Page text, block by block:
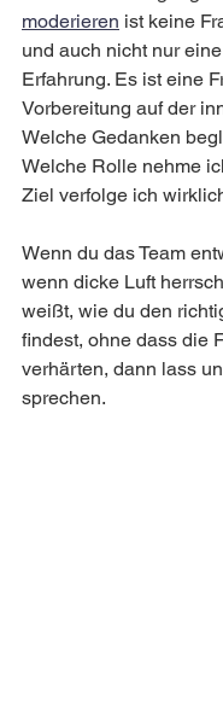
moderieren ist keine
und auch nicht nur
Erfahrung. Es ist eine
Vorbereitung auf der
Welche Gedanken
Welche Rolle nehme
Ziel verfolge ich
Wenn du das Team
wenn dicke Luft
weißt, wie du den
findest, ohne dass die
verhärten, dann lass
sprechen.